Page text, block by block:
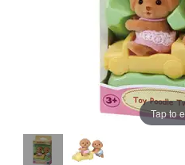
Verrassinszakjes
en
Inrichting
Tap to